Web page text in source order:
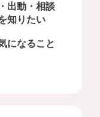
出動・相談
知りたい
になること